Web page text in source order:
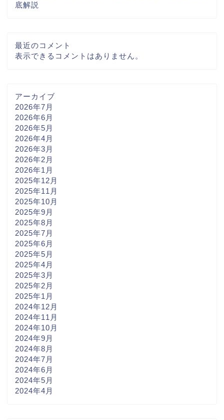
底解説
最近のコメント
表示できるコメントはありません。
アーカイブ
2026年7月
2026年6月
2026年5月
2026年4月
2026年3月
2026年2月
2026年1月
2025年12月
2025年11月
2025年10月
2025年9月
2025年8月
2025年7月
2025年6月
2025年5月
2025年4月
2025年3月
2025年2月
2025年1月
2024年12月
2024年11月
2024年10月
2024年9月
2024年8月
2024年7月
2024年6月
2024年5月
2024年4月